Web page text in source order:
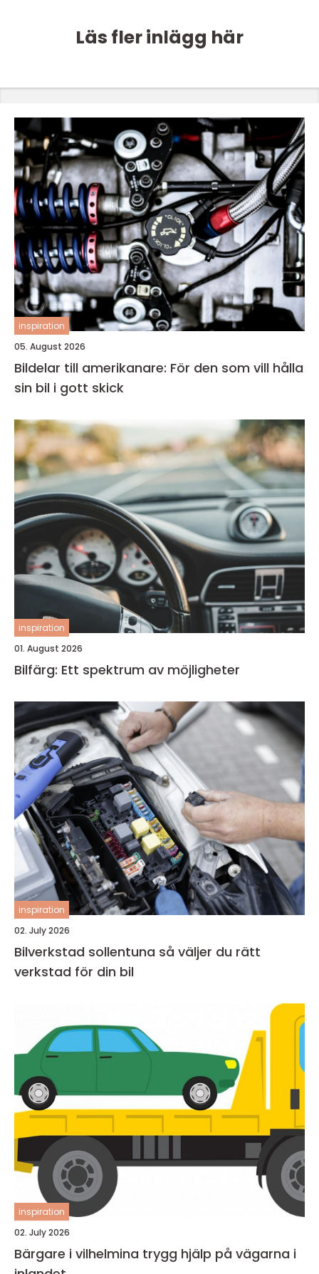
Läs fler inlägg här
inspiration
05. August 2026
Bildelar till amerikanare: För den som vill hålla
sin bil i gott skick
inspiration
01. August 2026
Bilfärg: Ett spektrum av möjligheter
inspiration
02. July 2026
Bilverkstad sollentuna så väljer du rätt
verkstad för din bil
inspiration
02. July 2026
Bärgare i vilhelmina trygg hjälp på vägarna i